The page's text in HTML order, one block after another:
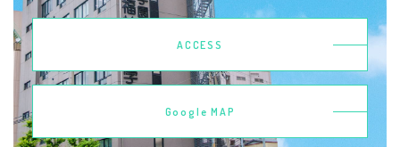
ACCESS
Google MAP